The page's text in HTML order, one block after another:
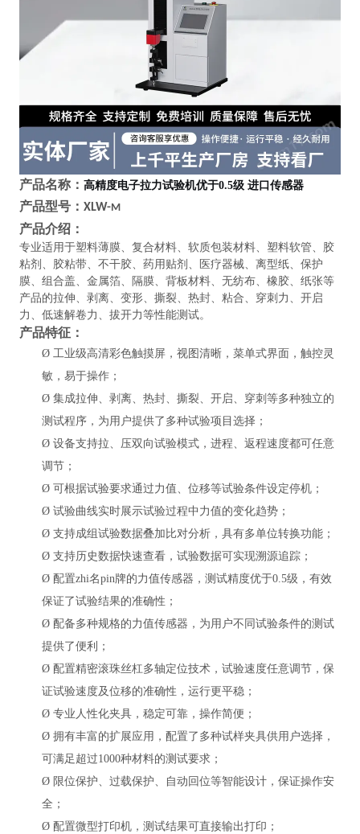
产品名称： 高精度电子拉力试验机优于0.5级 进口传感器
产品型号： XLW-M
产品介绍：
专业适用于塑料薄膜、复合材料、软质包装材料、塑料软管、胶
粘剂、胶粘带、不干胶、药用贴剂、医疗器械、离型纸、保护
膜、组合盖、金属箔、隔膜、背板材料、无纺布、橡胶、纸张等
产品的拉伸、剥离、变形、撕裂、热封、粘合、穿刺力、开启
力、低速解卷力、拔开力等性能测试。
产品特征：
Ø 工业级高清彩色触摸屏，视图清晰，菜单式界面，触控灵
敏，易于操作；
Ø 集成拉伸、剥离、热封、撕裂、开启、穿刺等多种独立的
测试程序，为用户提供了多种试验项目选择；
Ø 设备支持拉、压双向试验模式，进程、返程速度都可任意
调节；
Ø 可根据试验要求通过力值、位移等试验条件设定停机；
Ø 试验曲线实时展示试验过程中力值的变化趋势；
Ø 支持成组试验数据叠加比对分析，具有多单位转换功能；
Ø 支持历史数据快速查看，试验数据可实现溯源追踪；
Ø 配置zhi名pin牌的力值传感器，测试精度优于0.5级，有效
保证了试验结果的准确性；
Ø 配备多种规格的力值传感器，为用户不同试验条件的测试
提供了便利；
Ø 配置精密滚珠丝杠多轴定位技术，试验速度任意调节，保
证试验速度及位移的准确性，运行更平稳；
Ø 专业人性化夹具，稳定可靠，操作简便；
Ø 拥有丰富的扩展应用，配置了多种试样夹具供用户选择，
可满足超过1000种材料的测试要求；
Ø 限位保护、过载保护、自动回位等智能设计，保证操作安
全；
Ø 配置微型打印机，测试结果可直接输出打印；